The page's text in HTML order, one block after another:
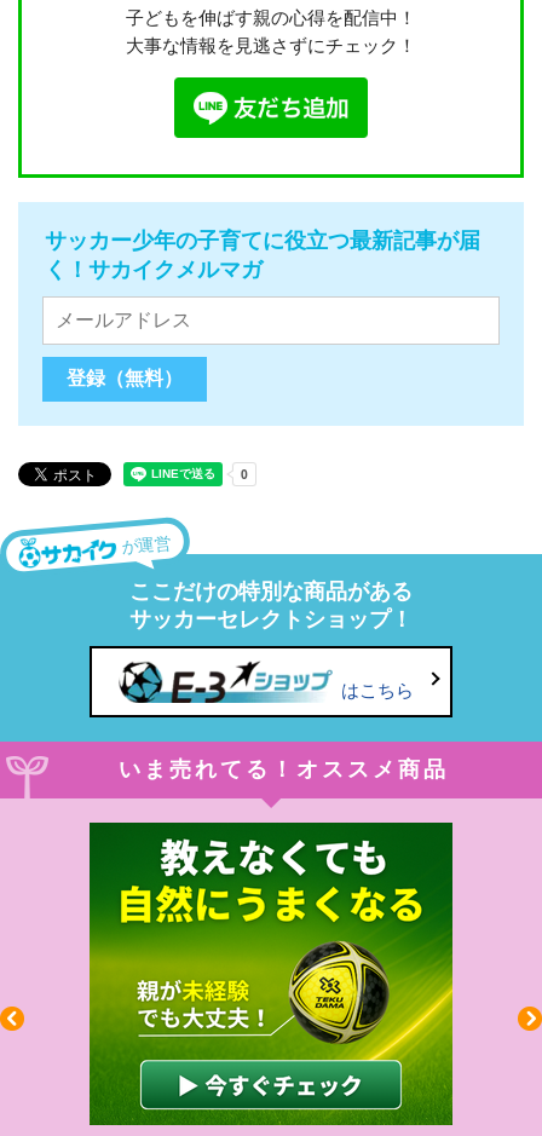
子どもを伸ばす親の心得を配信中！
大事な情報を見逃さずにチェック！
サッカー少年の子育てに役立つ最新記事が届
く！サカイクメルマガ
が運営
ここだけの特別な商品がある
サッカーセレクトショップ！
はこちら
いま売れてる！オススメ商品